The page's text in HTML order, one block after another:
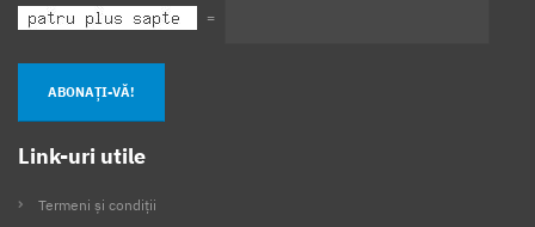
=
ABONAȚI-VĂ!
Link-uri utile
Termeni și condiții